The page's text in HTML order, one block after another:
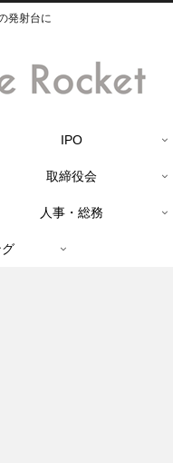
発射台に
IPO
取締役会
人事・総務